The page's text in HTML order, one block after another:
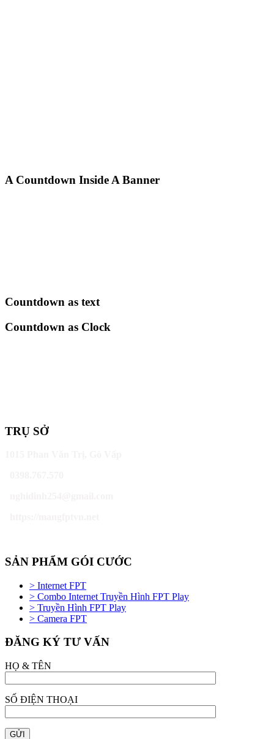
A Countdown Inside A Banner
Countdown as text
Countdown as Clock
TRỤ SỞ
SẢN PHẨM GÓI CƯỚC
> Internet FPT
> Combo Internet Truyền Hình FPT Play
> Truyền Hình FPT Play
> Camera FPT
ĐĂNG KÝ TƯ VẤN
HỌ & TÊN
SỐ ĐIỆN THOẠI